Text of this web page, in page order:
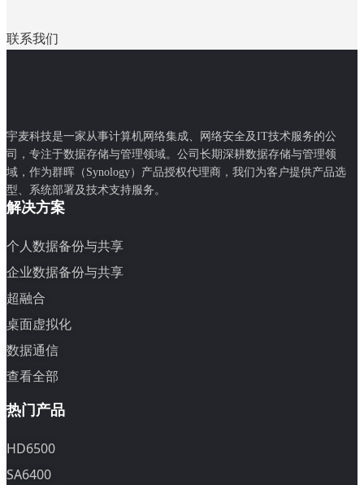
联系我们
宇麦科技是一家从事计算机网络集成、网络安全及IT技术服务的公
司，专注于数据存储与管理领域。公司长期深耕数据存储与管理领
域，作为群晖（Synology）产品授权代理商，我们为客户提供产品选
型、系统部署及技术支持服务。
解决方案
个人数据备份与共享
企业数据备份与共享
超融合
桌面虚拟化
数据通信
查看全部
热门产品
HD6500
SA6400